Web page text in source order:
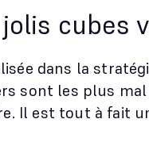
cubes
dans la
sont les plus mal
Il est tout à fait